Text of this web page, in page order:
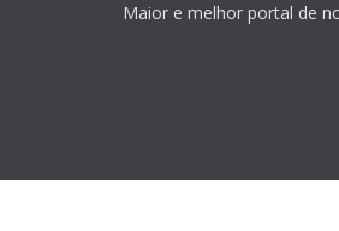
Maior e melhor portal de